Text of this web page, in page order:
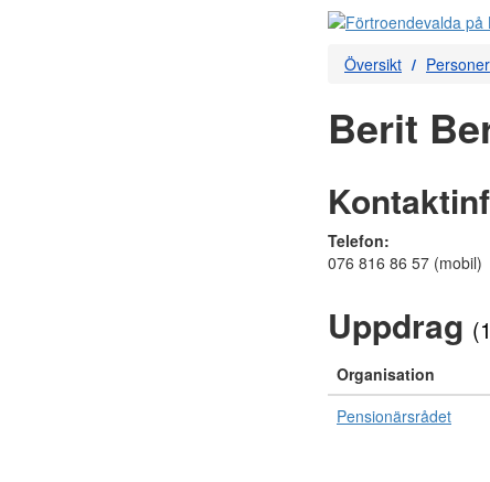
Översikt Personer
Berit
Telefon:
076 816 86 57 (mobil)
Uppdrag
Organisation
Pensionärsrådet